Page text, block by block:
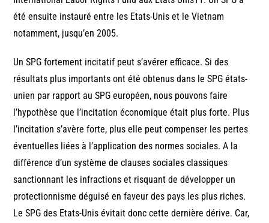
été ensuite instauré entre les Etats-Unis et le Vietnam
notamment, jusqu’en 2005.
Un SPG fortement incitatif peut s’avérer efficace. Si des
résultats plus importants ont été obtenus dans le SPG états-
unien par rapport au SPG européen, nous pouvons faire
l’hypothèse que l’incitation économique était plus forte. Plus
l’incitation s’avère forte, plus elle peut compenser les pertes
éventuelles liées à l’application des normes sociales. A la
différence d’un système de clauses sociales classiques
sanctionnant les infractions et risquant de développer un
protectionnisme déguisé en faveur des pays les plus riches.
Le SPG des Etats-Unis évitait donc cette dernière dérive. Car,